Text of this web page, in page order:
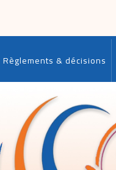
Règlements & décisions